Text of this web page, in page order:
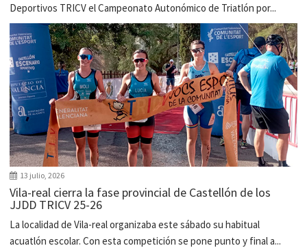
Deportivos TRICV el Campeonato Autonómico de Triatlón por...
13 julio, 2026
Vila-real cierra la fase provincial de Castellón de los
JJDD TRICV 25-26
La localidad de Vila-real organizaba este sábado su habitual
acuatlón escolar. Con esta competición se pone punto y final a...